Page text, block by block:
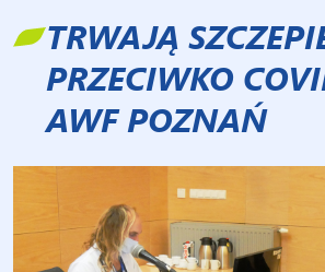
TRWAJĄ
PRZECIWKO
AWF POZNAŃ